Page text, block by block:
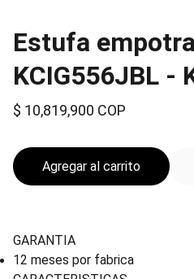
Estufa
KCIG556JBL -
$ 10,819,900 COP
Agregar al carrito
GARANTIA
12 meses por fabrica